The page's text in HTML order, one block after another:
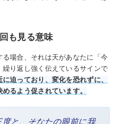
も見る意味
場合、それは天があなたに「今
り返し強く伝えているサインで
迫っており、変化を恐れずに、
るよう促されています。
と、そなたの眼前に我